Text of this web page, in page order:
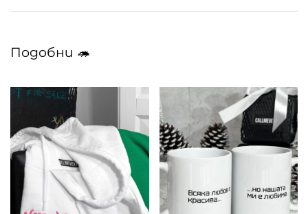
Подобни 🦔